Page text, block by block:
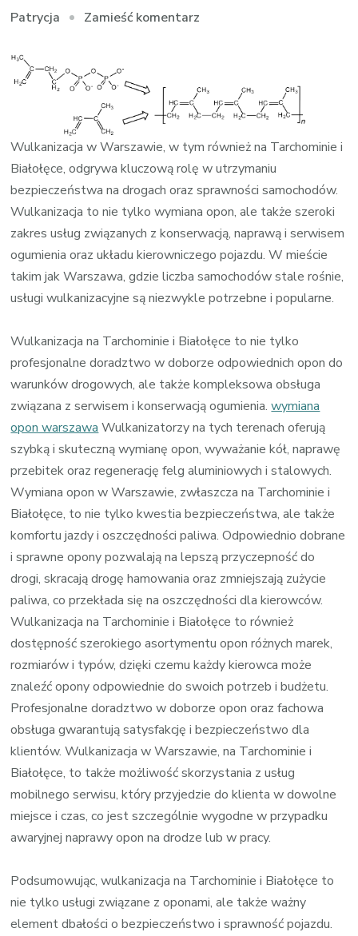
Patrycja Zamieść komentarz
Wulkanizacyjny:
Pomoc
Bezpośrednio
na
Drodze,
Gdziekolwiek
Jest
Potrzebna
Wulkanizacja w Warszawie, w tym również na Tarchominie i
Białołęce, odgrywa kluczową rolę w utrzymaniu
bezpieczeństwa na drogach oraz sprawności samochodów.
Wulkanizacja to nie tylko wymiana opon, ale także szeroki
zakres usług związanych z konserwacją, naprawą i serwisem
ogumienia oraz układu kierowniczego pojazdu. W mieście
takim jak Warszawa, gdzie liczba samochodów stale rośnie,
usługi wulkanizacyjne są niezwykle potrzebne i popularne.
Wulkanizacja na Tarchominie i Białołęce to nie tylko
profesjonalne doradztwo w doborze odpowiednich opon do
warunków drogowych, ale także kompleksowa obsługa
związana z serwisem i konserwacją ogumienia.wymiana
opon warszawaWulkanizatorzy na tych terenach oferują
szybką i skuteczną wymianę opon, wyważanie kół, naprawę
przebitek oraz regenerację felg aluminiowych i stalowych.
Wymiana opon w Warszawie, zwłaszcza na Tarchominie i
Białołęce, to nie tylko kwestia bezpieczeństwa, ale także
komfortu jazdy i oszczędności paliwa. Odpowiednio dobrane
i sprawne opony pozwalają na lepszą przyczepność do
drogi, skracają drogę hamowania oraz zmniejszają zużycie
paliwa, co przekłada się na oszczędności dla kierowców.
Wulkanizacja na Tarchominie i Białołęce to również
dostępność szerokiego asortymentu opon różnych marek,
rozmiarów i typów, dzięki czemu każdy kierowca może
znaleźć opony odpowiednie do swoich potrzeb i budżetu.
Profesjonalne doradztwo w doborze opon oraz fachowa
obsługa gwarantują satysfakcję i bezpieczeństwo dla
klientów. Wulkanizacja w Warszawie, na Tarchominie i
Białołęce, to także możliwość skorzystania z usług
mobilnego serwisu, który przyjedzie do klienta w dowolne
miejsce i czas, co jest szczególnie wygodne w przypadku
awaryjnej naprawy opon na drodze lub w pracy.
Podsumowując, wulkanizacja na Tarchominie i Białołęce to
nie tylko usługi związane z oponami, ale także ważny
element dbałości o bezpieczeństwo i sprawność pojazdu.